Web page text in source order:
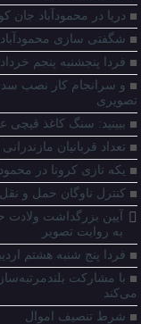
دریا در محمودآباد
شگفتی سازی
فردا پنجشنبه پنجم خرداد ماه 1401، محمودآباد
و سرانجام کار نصب سد
تصویری
ببینید: سنگ‌ کاغذ قیچی
تعداد قربانیان مازندرانی کرونا
یکه تازی کرونا در محمودآباد
کنترل ناوگان حمل و
آیین بزرگداشت
به روایت تصویر
فردا پنج شنبه هشتم اردیبهشت ماه ۱۴۰1،
با مشارکت
می‌کند
شرط تنصیف اموال